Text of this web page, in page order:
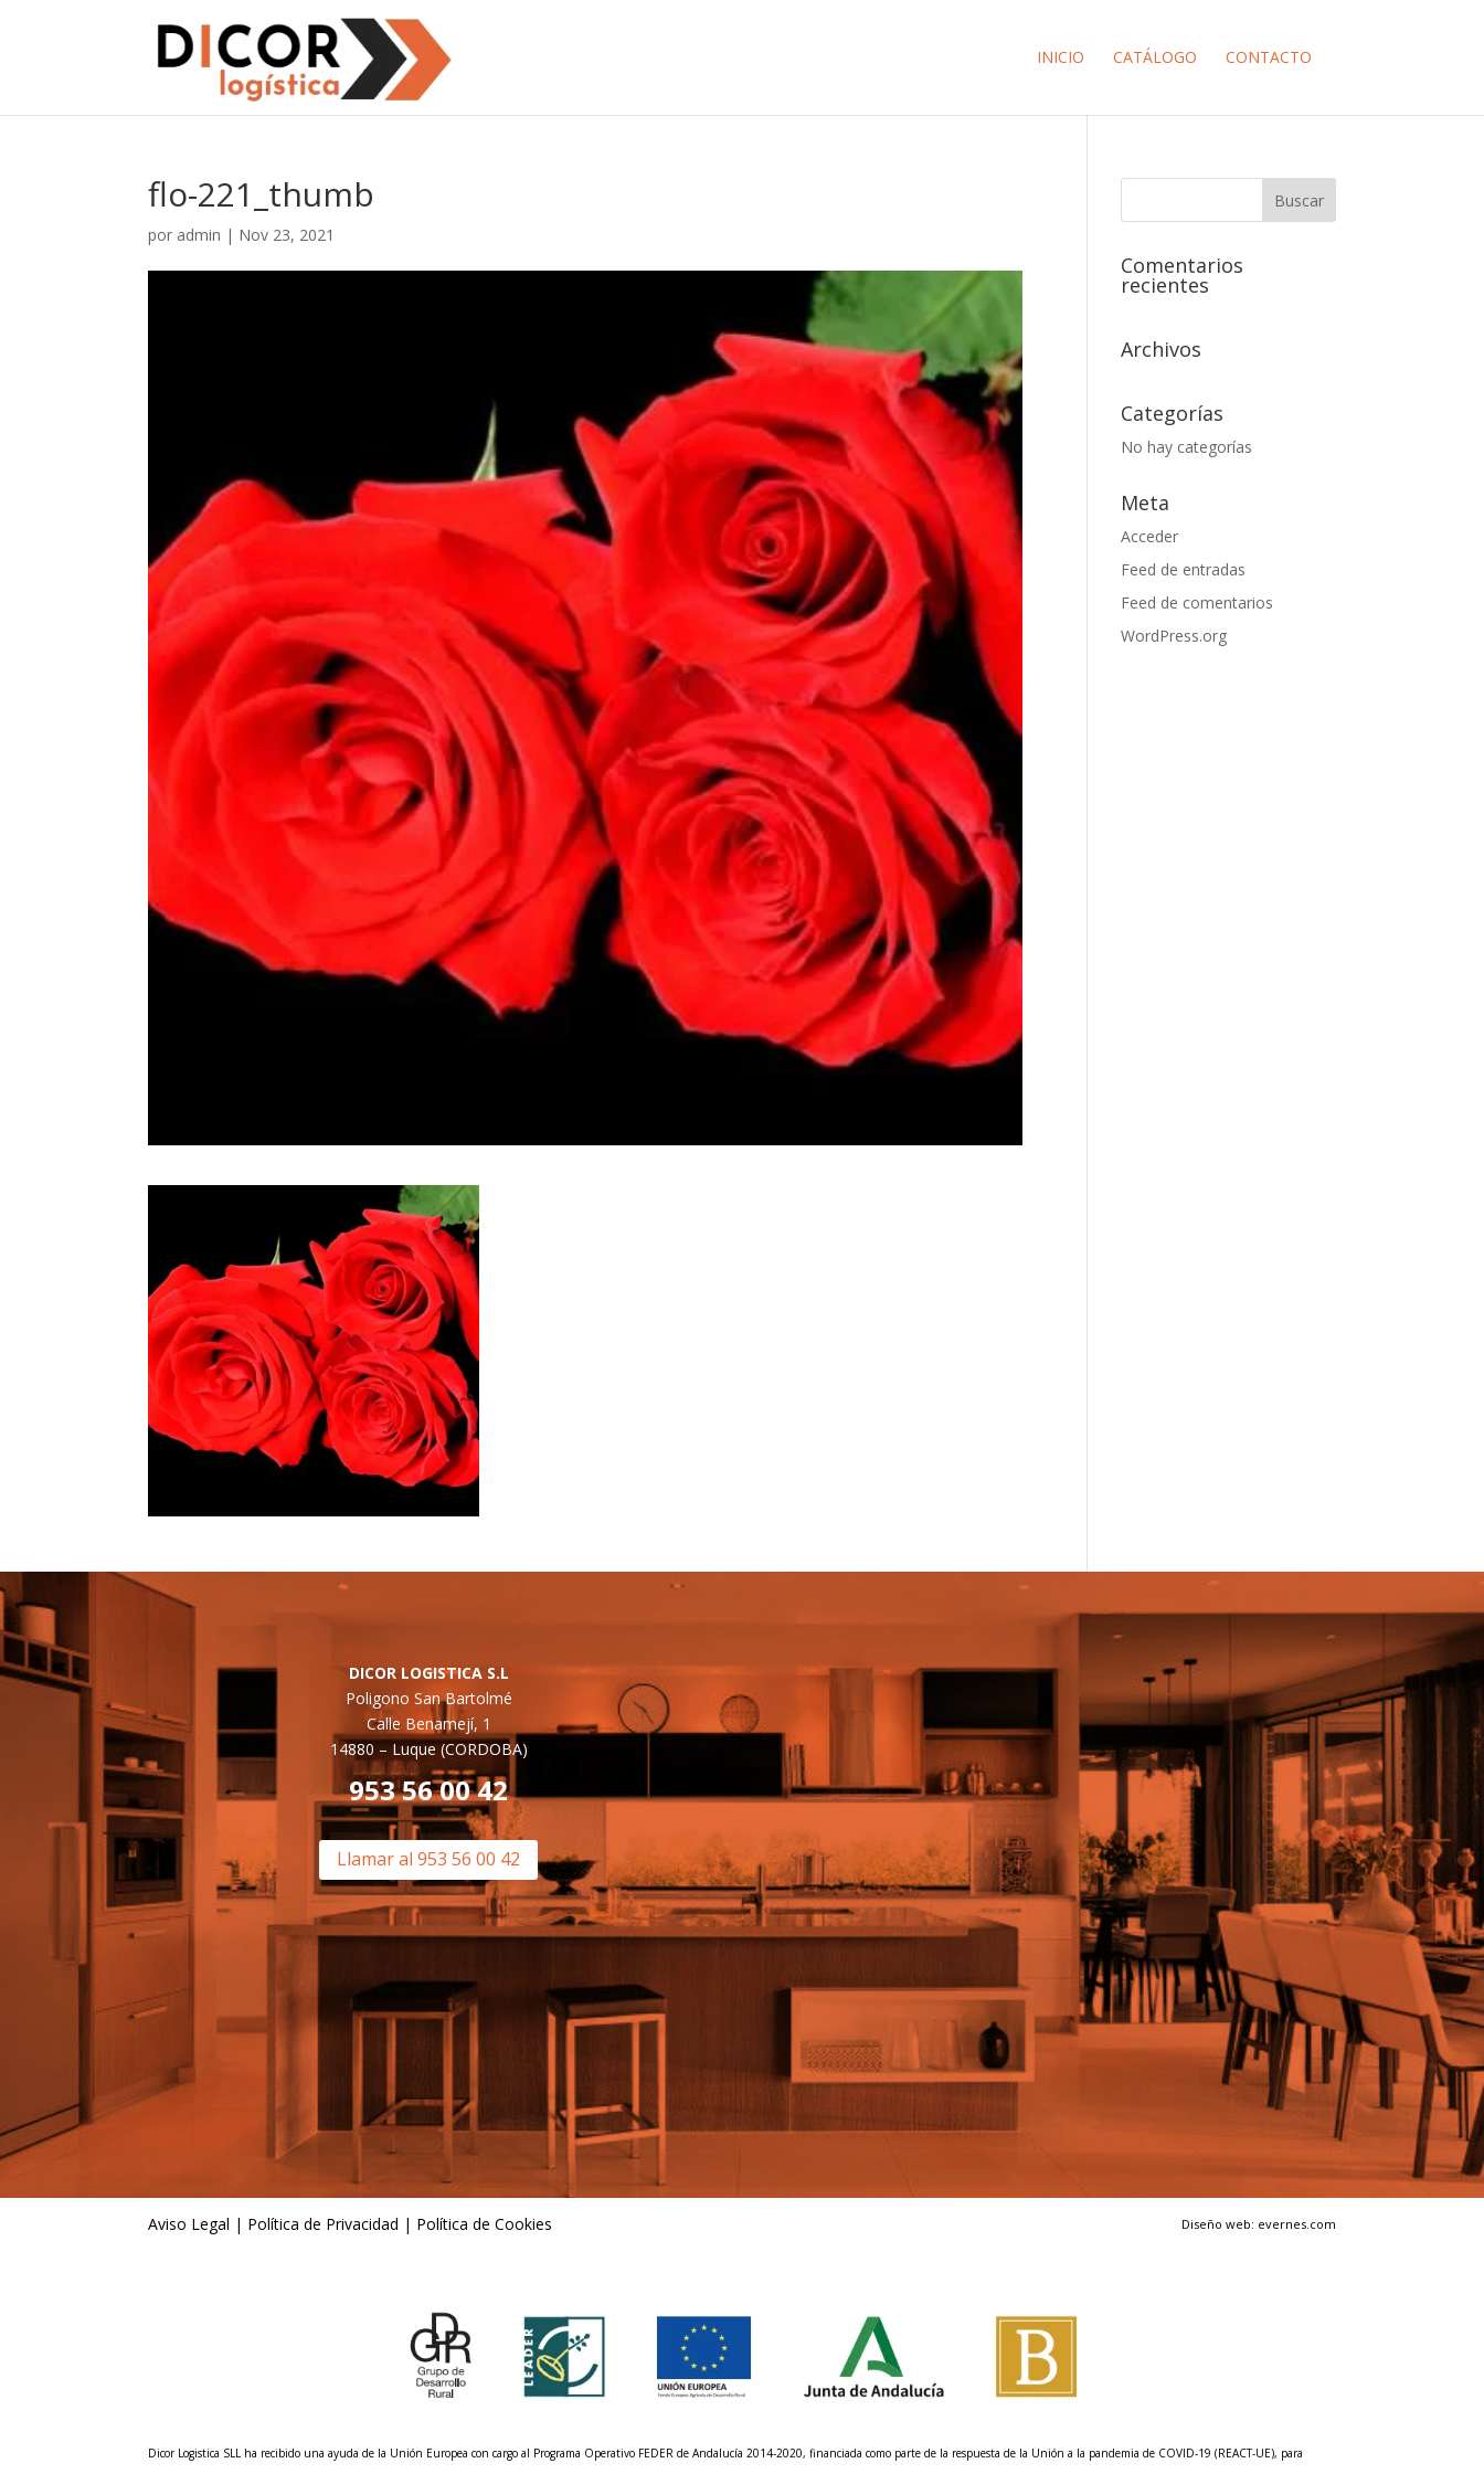
INICIO CATÁLOGO CONTACTO
flo-221_thumb
por admin | Nov 23, 2021
Comentarios
recientes
Archivos
Categorías
No hay categorías
Meta
Acceder
Feed de entradas
Feed de comentarios
WordPress.org
DICOR LOGISTICA S.L
Poligono San Bartolmé
Calle Benamejí, 1
14880 –Luque (CORDOBA)
953 56 00 42
Llamar al 953 56 00 42
Aviso Legal | Política de Privacidad | Política de Cookies Diseño web: evernes.com
Dicor Logistica SLL ha recibido una ayuda de la Unión Europea con cargo al Programa Operativo FEDER de Andalucía 2014-2020, financiada como parte de la respuesta de la Unión a la pandemia de COVID-19 (REACT-UE), para